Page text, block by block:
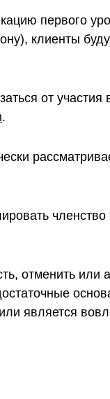
первого
клиенты
от
.
отменить
является